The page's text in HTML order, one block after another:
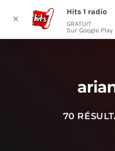
70
✕
Hits 1 radio
GRATUIT
Sur Google Play